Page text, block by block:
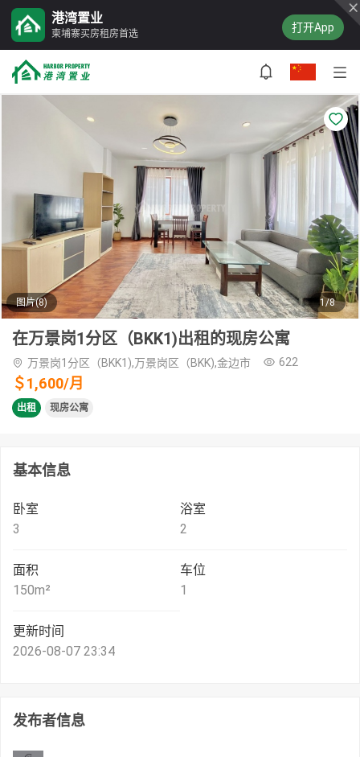
港湾置业
柬埔寨买房租房首选 打开App
图片(8) 1/8
在万景岗1分区（BKK1)出租的现房公寓
万景岗1分区（BKK1),万景岗区（BKK),金边市 622
＄1,600/月
出租 现房公寓
基本信息
卧室
3
浴室
2
面积
150m²
车位
1
更新时间
2026-08-07 23:34
发布者信息